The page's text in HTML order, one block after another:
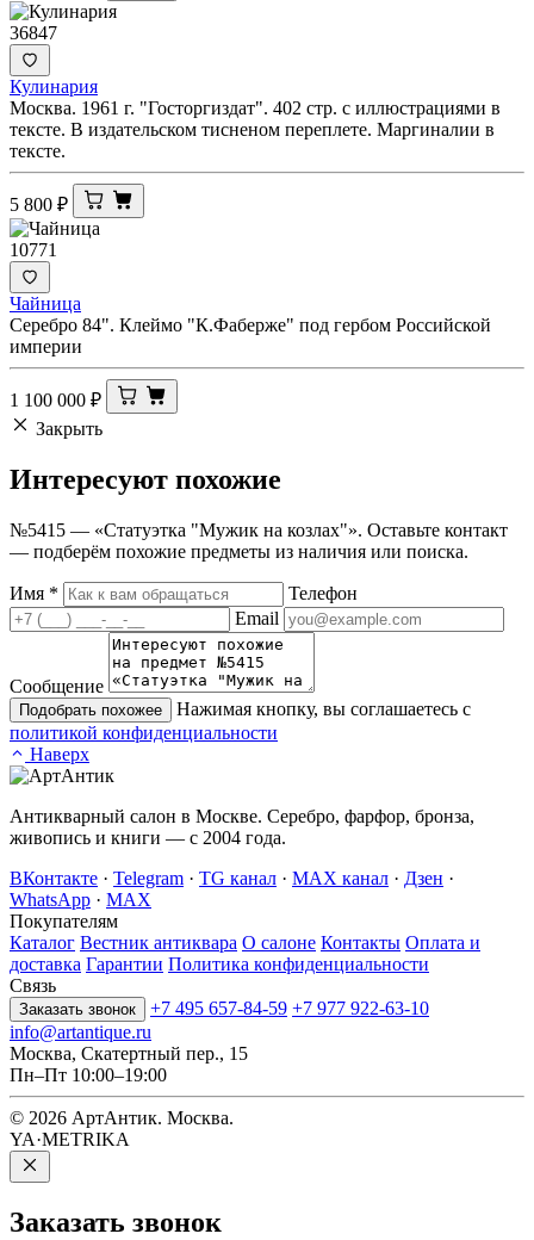
36847
Кулинария
Москва. 1961 г. "Госторгиздат". 402 стр. с иллюстрациями в
тексте. В издательском тисненом переплете. Маргиналии в
тексте.
5 800 ₽
10771
Чайница
Серебро 84". Клеймо "К.Фаберже" под гербом Российской
империи
1 100 000 ₽
Закрыть
Интересуют похожие
№5415 — «Статуэтка "Мужик на козлах"». Оставьте контакт
— подберём похожие предметы из наличия или поиска.
Имя *
Телефон
Email
Сообщение
Подобрать похожее
Нажимая кнопку, вы соглашаетесь с
политикой конфиденциальности
Наверх
Антикварный салон в Москве. Серебро, фарфор, бронза,
живопись и книги — с 2004 года.
ВКонтакте · Telegram · TG канал · MAX канал · Дзен ·
WhatsApp · MAX
Покупателям
Каталог Вестник антиквара О салоне Контакты Оплата и
доставка Гарантии Политика конфиденциальности
Связь
Заказать звонок +7 495 657-84-59 +7 977 922-63-10
info@artantique.ru
Москва, Скатертный пер., 15
Пн–Пт 10:00–19:00
© 2026 АртАнтик. Москва.
YA·METRIKA
Заказать звонок